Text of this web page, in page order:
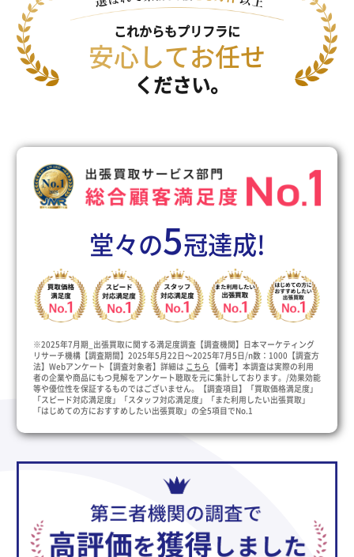
これからもプリフラに
安心してお任せ
ください。
堂々の5冠達成!
※2025年7月期_出張買取に関する満足度調査【調査機関】日本マーケティング
リサーチ機構【調査期間】2025年5月22日～2025年7月5日/n数：1000【調査方
法】Webアンケート【調査対象者】詳細は こちら
【備考】本調査は実際の利用
者の企業や商品にもつ見解をアンケート聴取を元に集計しております。/効果効能
等や優位性を保証するものではございません。【調査項目】「買取価格満足度」
「スピード対応満足度」「スタッフ対応満足度」「また利用したい出張買取」
「はじめての方におすすめしたい出張買取」の全5項目でNo.1